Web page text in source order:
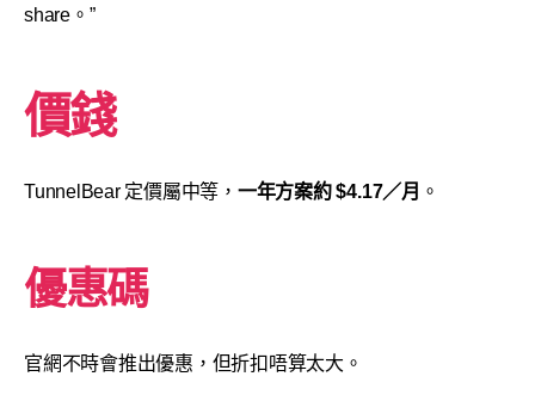
share。”
價錢
TunnelBear 定價屬中等， 一年方案約 $4.17／月 。
優惠碼
官網不時會推出優惠，但折扣唔算太大。